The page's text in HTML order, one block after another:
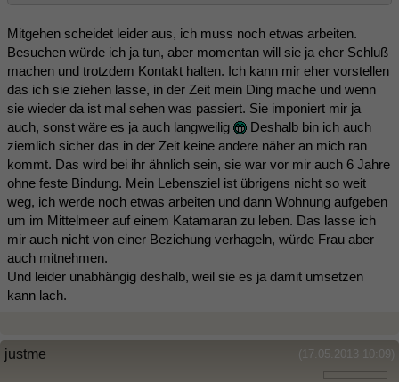
Mitgehen scheidet leider aus, ich muss noch etwas arbeiten.
Besuchen würde ich ja tun, aber momentan will sie ja eher Schluß
machen und trotzdem Kontakt halten. Ich kann mir eher vorstellen
das ich sie ziehen lasse, in der Zeit mein Ding mache und wenn
sie wieder da ist mal sehen was passiert. Sie imponiert mir ja
auch, sonst wäre es ja auch langweilig
Deshalb bin ich auch
ziemlich sicher das in der Zeit keine andere näher an mich ran
kommt. Das wird bei ihr ähnlich sein, sie war vor mir auch 6 Jahre
ohne feste Bindung. Mein Lebensziel ist übrigens nicht so weit
weg, ich werde noch etwas arbeiten und dann Wohnung aufgeben
um im Mittelmeer auf einem Katamaran zu leben. Das lasse ich
mir auch nicht von einer Beziehung verhageln, würde Frau aber
auch mitnehmen.
Und leider unabhängig deshalb, weil sie es ja damit umsetzen
kann lach.
(17.05.2013 10:09)
justme